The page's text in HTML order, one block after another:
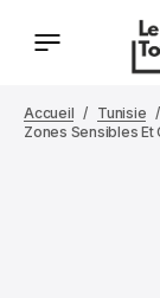
Accueil Tunisie
Zones Sensibles Et